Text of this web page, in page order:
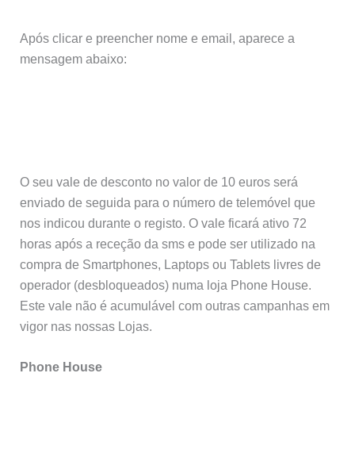
Após clicar e preencher nome e email, aparece a
mensagem abaixo:
O seu vale de desconto no valor de 10 euros será
enviado de seguida para o número de telemóvel que
nos indicou durante o registo. O vale ficará ativo 72
horas após a receção da sms e pode ser utilizado na
compra de Smartphones, Laptops ou Tablets livres de
operador (desbloqueados) numa loja Phone House.
Este vale não é acumulável com outras campanhas em
vigor nas nossas Lojas.
Phone House